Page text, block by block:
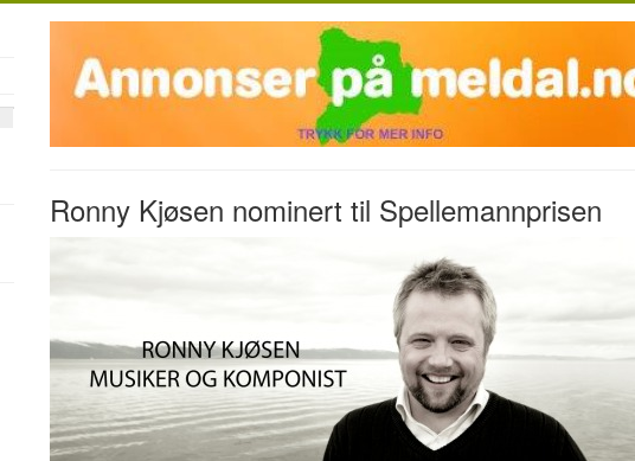
Ronny Kjøsen nominert til Spellemannprisen